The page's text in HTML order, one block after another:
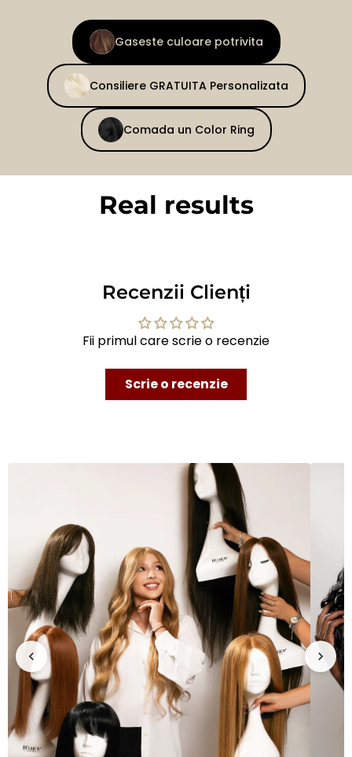
Gaseste culoare potrivita
Consiliere GRATUITA Personalizata
Comada un Color Ring
Real results
Recenzii Clienți
Fii primul care scrie o recenzie
Scrie o recenzie